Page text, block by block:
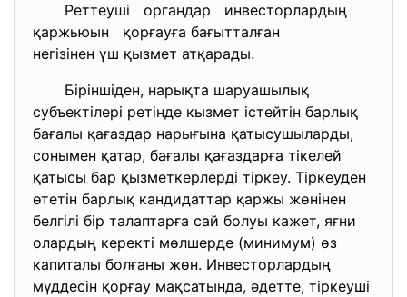
Реттеуші органдар инвесторлардың
қаржьюын қорғауға бағытталған
негізінен үш қызмет атқарады.
Біріншіден, нарықта шаруашылық
субъектілері ретінде кызмет істейтін барлық
бағалы қағаздар нарығына қатысушыларды,
сонымен қатар, бағалы қағаздарға тікелей
қатысы бар қызметкерлерді тіркеу. Тіркеуден
өтетін барлық кандидаттар қаржы жөнінен
белгілі бір талаптарға сай болуы кажет, яғни
олардың керекті мөлшерде (минимум) өз
капиталы болғаны жөн. Инвесторлардың
мүддесін қорғау мақсатында, әдетте, тіркеуші